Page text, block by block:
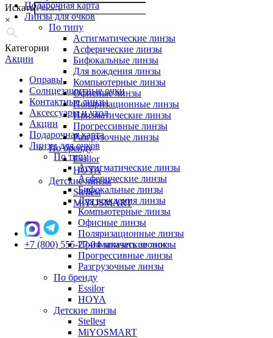
Искать
×
Категории
Акции
Оправы
Солнцезащитные очки
Контактные линзы
Аксессуары и уход
Акции
Подарочная карта
Линзы для очков
По типу
Астигматические линзы
Асферические линзы
Бифокальные линзы
Для вождения линзы
Компьютерные линзы
Офисные линзы
Поляризационные линзы
Призматические линзы
Прогрессивные линзы
Разгрузочные линзы
По бренду
Essilor
HOYA
Детские линзы
Stellest
MiYOSMART
Подарочная карта
Линзы для очков
По типу
Астигматические линзы
Асферические линзы
Бифокальные линзы
Для вождения линзы
Компьютерные линзы
Офисные линзы
Поляризационные линзы
Призматические линзы
Прогрессивные линзы
Разгрузочные линзы
По бренду
Essilor
HOYA
Детские линзы
Stellest
MiYOSMART
+7 (800) 555-27-04 заказать звонок